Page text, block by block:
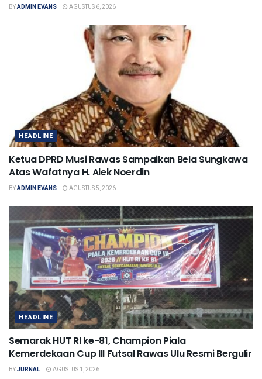
BYADMIN EVANS AGUSTUS 6, 2026
HEADLINE
Ketua DPRD Musi Rawas Sampaikan Bela Sungkawa
Atas Wafatnya H. Alek Noerdin
BYADMIN EVANS AGUSTUS 5, 2026
HEADLINE
Semarak HUT RI ke-81, Champion Piala
Kemerdekaan Cup III Futsal Rawas Ulu Resmi Bergulir
BYJURNAL AGUSTUS 1, 2026